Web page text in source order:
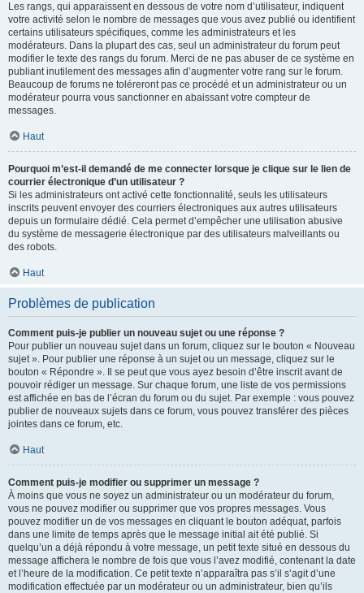
Les rangs, qui apparaissent en dessous de votre nom d’utilisateur, indiquent
votre activité selon le nombre de messages que vous avez publié ou identifient
certains utilisateurs spécifiques, comme les administrateurs et les
modérateurs. Dans la plupart des cas, seul un administrateur du forum peut
modifier le texte des rangs du forum. Merci de ne pas abuser de ce système en
publiant inutilement des messages afin d’augmenter votre rang sur le forum.
Beaucoup de forums ne toléreront pas ce procédé et un administrateur ou un
modérateur pourra vous sanctionner en abaissant votre compteur de
messages.
Haut
Pourquoi m’est-il demandé de me connecter lorsque je clique sur le lien de
courrier électronique d’un utilisateur ?
Si les administrateurs ont activé cette fonctionnalité, seuls les utilisateurs
inscrits peuvent envoyer des courriers électroniques aux autres utilisateurs
depuis un formulaire dédié. Cela permet d’empêcher une utilisation abusive
du système de messagerie électronique par des utilisateurs malveillants ou
des robots.
Haut
Problèmes de publication
Comment puis-je publier un nouveau sujet ou une réponse ?
Pour publier un nouveau sujet dans un forum, cliquez sur le bouton « Nouveau
sujet ». Pour publier une réponse à un sujet ou un message, cliquez sur le
bouton « Répondre ». Il se peut que vous ayez besoin d’être inscrit avant de
pouvoir rédiger un message. Sur chaque forum, une liste de vos permissions
est affichée en bas de l’écran du forum ou du sujet. Par exemple : vous pouvez
publier de nouveaux sujets dans ce forum, vous pouvez transférer des pièces
jointes dans ce forum, etc.
Haut
Comment puis-je modifier ou supprimer un message ?
À moins que vous ne soyez un administrateur ou un modérateur du forum,
vous ne pouvez modifier ou supprimer que vos propres messages. Vous
pouvez modifier un de vos messages en cliquant le bouton adéquat, parfois
dans une limite de temps après que le message initial ait été publié. Si
quelqu’un a déjà répondu à votre message, un petit texte situé en dessous du
message affichera le nombre de fois que vous l’avez modifié, contenant la date
et l’heure de la modification. Ce petit texte n’apparaîtra pas s’il s’agit d’une
modification effectuée par un modérateur ou un administrateur, bien qu’ils